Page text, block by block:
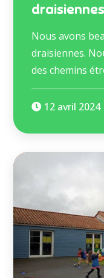
Nous avons
draisiennes.
des chemins
12 avril 2024